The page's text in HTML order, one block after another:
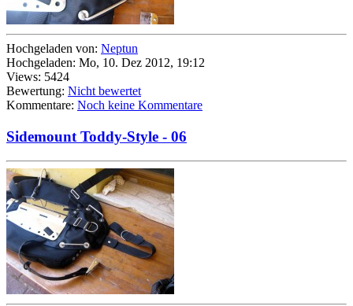
Hochgeladen von: Neptun
Hochgeladen: Mo, 10. Dez 2012, 19:12
Views: 5424
Bewertung: Nicht bewertet
Kommentare: Noch keine Kommentare
Sidemount Toddy-Style - 06